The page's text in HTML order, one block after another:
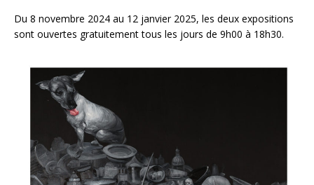
Du 8 novembre 2024 au 12 janvier 2025, les deux expositions
sont ouvertes gratuitement tous les jours de 9h00 à 18h30.